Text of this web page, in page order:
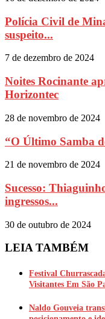
Polícia Civil de
suspeito...
7 de dezembro de 2024
Noites Rocinante
Horizontec
28 de novembro de 2024
“O Último Samba
21 de novembro de 2024
Sucesso:
ingressos...
30 de outubro de 2024
LEIA TAMBÉM
Festival
Visitantes Em São
Naldo Gouveia